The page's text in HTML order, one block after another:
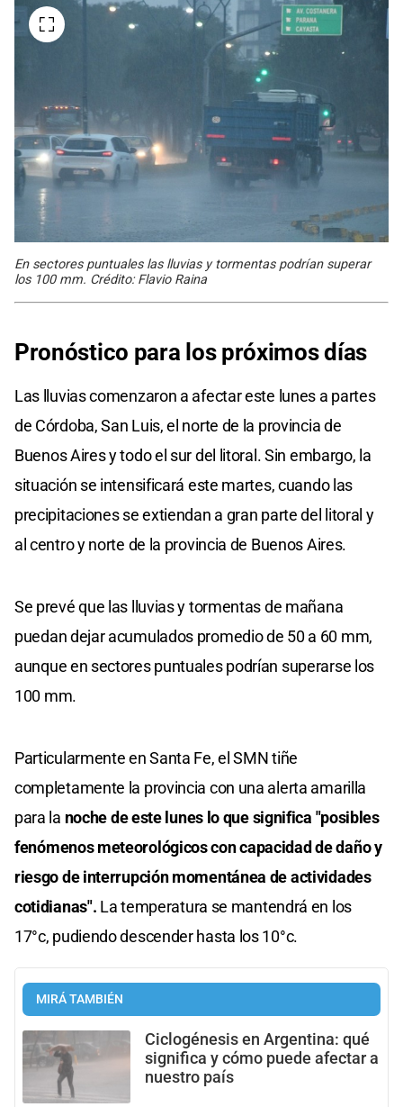
En sectores puntuales las lluvias y tormentas podrían superar
los 100 mm. Crédito: Flavio Raina
Pronóstico para los próximos días
Las lluvias comenzaron a afectar este lunes a partes
de Córdoba, San Luis, el norte de la provincia de
Buenos Aires y todo el sur del litoral. Sin embargo, la
situación se intensificará este martes, cuando las
precipitaciones se extiendan a gran parte del litoral y
al centro y norte de la provincia de Buenos Aires.
Se prevé que las lluvias y tormentas de mañana
puedan dejar acumulados promedio de 50 a 60 mm,
aunque en sectores puntuales podrían superarse los
100 mm.
Particularmente en Santa Fe, el SMN tiñe
completamente la provincia con una alerta amarilla
para la noche de este lunes lo que significa "posibles
fenómenos meteorológicos con capacidad de daño y
riesgo de interrupción momentánea de actividades
cotidianas". La temperatura se mantendrá en los
17°c, pudiendo descender hasta los 10°c.
MIRÁ TAMBIÉN
Ciclogénesis en Argentina: qué
significa y cómo puede afectar a
nuestro país